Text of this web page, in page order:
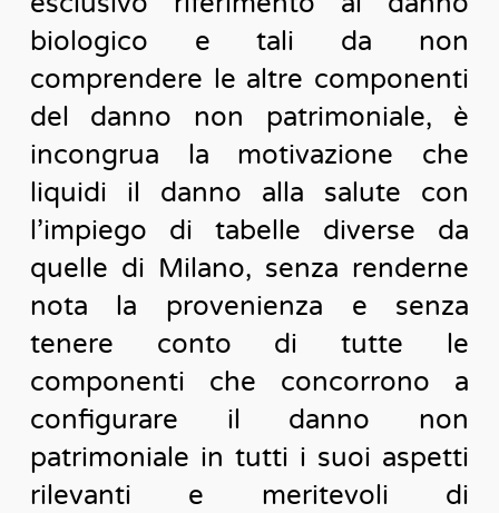
biologico e tali da non
comprendere le altre componenti
del danno non patrimoniale, è
incongrua la motivazione che
liquidi il danno alla salute con
l’impiego di tabelle diverse da
quelle di Milano, senza renderne
nota la provenienza e senza
tenere conto di tutte le
componenti che concorrono a
configurare il danno non
patrimoniale in tutti i suoi aspetti
rilevanti e meritevoli di